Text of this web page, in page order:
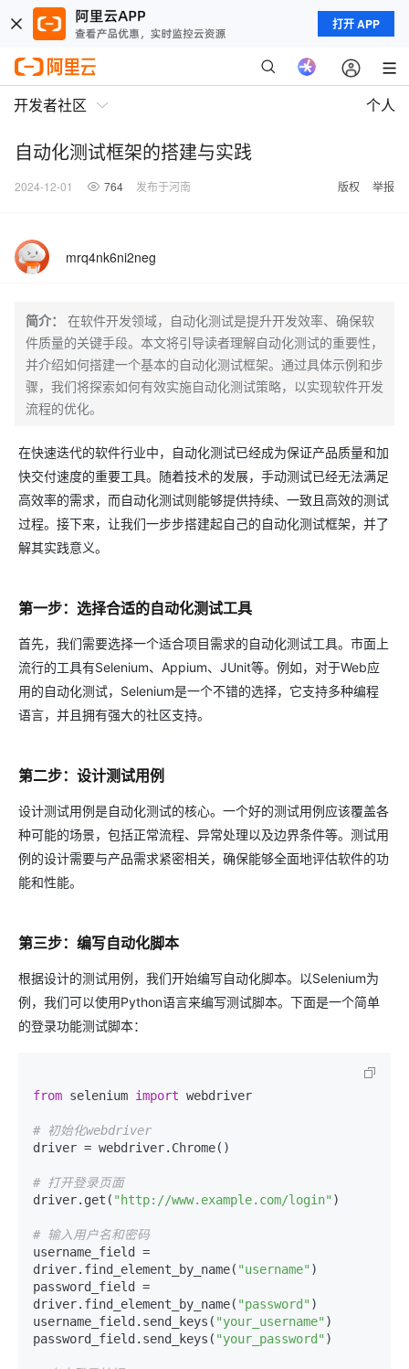
打开 APP
开发者社区 个人
自动化测试框架的搭建与实践
2024-12-01 764 发布于河南 版权 举报
mrq4nk6ni2neg
简介：
在软件开发领域，自动化测试是提升开发效率、确保软
件质量的关键手段。本文将引导读者理解自动化测试的重要性，
并介绍如何搭建一个基本的自动化测试框架。通过具体示例和步
骤，我们将探索如何有效实施自动化测试策略，以实现软件开发
流程的优化。
在快速迭代的软件行业中，自动化测试已经成为保证产品质量和加
快交付速度的重要工具。随着技术的发展，手动测试已经无法满足
高效率的需求，而自动化测试则能够提供持续、一致且高效的测试
过程。接下来，让我们一步步搭建起自己的自动化测试框架，并了
解其实践意义。
第一步：选择合适的自动化测试工具
首先，我们需要选择一个适合项目需求的自动化测试工具。市面上
流行的工具有Selenium、Appium、JUnit等。例如，对于Web应
用的自动化测试，Selenium是一个不错的选择，它支持多种编程
语言，并且拥有强大的社区支持。
第二步：设计测试用例
设计测试用例是自动化测试的核心。一个好的测试用例应该覆盖各
种可能的场景，包括正常流程、异常处理以及边界条件等。测试用
例的设计需要与产品需求紧密相关，确保能够全面地评估软件的功
能和性能。
第三步：编写自动化脚本
根据设计的测试用例，我们开始编写自动化脚本。以Selenium为
例，我们可以使用Python语言来编写测试脚本。下面是一个简单
的登录功能测试脚本：
from selenium import webdriver
# 初始化webdriver
driver = webdriver.Chrome()
# 打开登录页面
driver.get( "http://www.example.com/login" )
# 输入用户名和密码
username_field =
driver.find_element_by_name( "username" )
password_field =
driver.find_element_by_name( "password" )
username_field.send_keys( "your_username" )
password_field.send_keys( "your_password" )